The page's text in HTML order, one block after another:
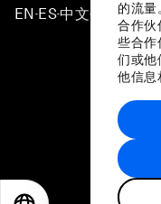
的流量
合作伙
些合作
们或他
他信息
EN ▪ES▪中文▪ 日本語